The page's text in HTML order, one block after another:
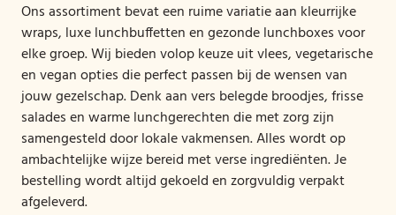
Ons assortiment bevat een ruime variatie aan kleurrijke
wraps, luxe lunchbuffetten en gezonde lunchboxes voor
elke groep. Wij bieden volop keuze uit vlees, vegetarische
en vegan opties die perfect passen bij de wensen van
jouw gezelschap. Denk aan vers belegde broodjes, frisse
salades en warme lunchgerechten die met zorg zijn
samengesteld door lokale vakmensen. Alles wordt op
ambachtelijke wijze bereid met verse ingrediënten. Je
bestelling wordt altijd gekoeld en zorgvuldig verpakt
afgeleverd.